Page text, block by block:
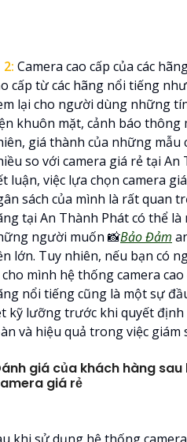
2: Camera cao cấp của các
cấp từ các hãng nổi tiếng
lại cho người dùng những
khuôn mặt, cảnh báo thông
giá thành của những mẫu
so với camera giá rẻ tại An
luận, việc lựa chọn camera
sách của mình là rất quan
tại An Thành Phát có thể
người muốn 📸Bảo Đảm
lớn. Tuy nhiên, nếu bạn có
mình hệ thống camera cao
nổi tiếng cũng là một sự
kỹ lưỡng trước khi quyết định
và hiệu quả trong việc giám
giá của khách hàng sau
giá rẻ